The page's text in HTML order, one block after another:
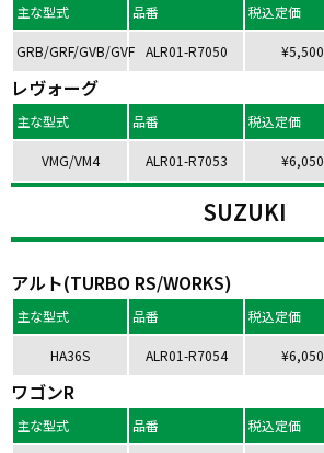
主な型式 品番 税込定価
GRB/GRF/GVB/GVF ALR01-R7050 ¥5,500
レヴォーグ
主な型式 品番 税込定価
VMG/VM4 ALR01-R7053 ¥6,050
SUZUKI
アルト(TURBO RS/WORKS)
主な型式 品番 税込定価
HA36S ALR01-R7054 ¥6,050
ワゴンR
主な型式 品番 税込定価